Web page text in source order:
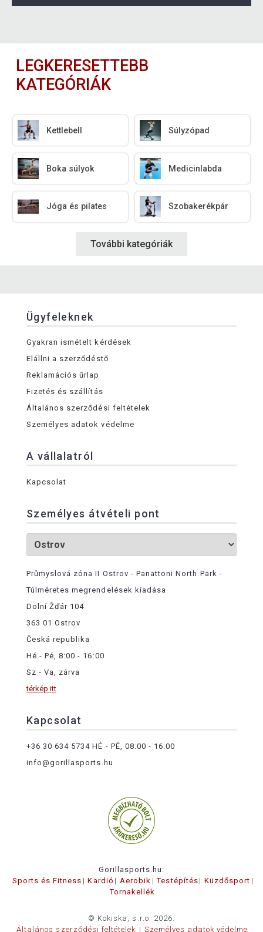
LEGKERESETTEBB
KATEGÓRIÁK
Kettlebell Súlyzópad
Boka súlyok Medicinlabda
Jóga és pilates Szobakerékpár
További kategóriák
Ügyfeleknek
Gyakran ismételt kérdések
Elállni a szerződéstő
Reklamációs űrlap
Fizetés és szállítás
Általános szerződési feltételek
Személyes adatok védelme
A vállalatról
Kapcsolat
Személyes átvételi pont
Průmyslová zóna II Ostrov - Panattoni North Park -
Túlméretes megrendelések kiadása
Dolní Žďár 104
363 01 Ostrov
Česká republika
Hé - Pé, 8:00 - 16:00
Sz - Va, zárva
térkép itt
Kapcsolat
+36 30 634 5734 HÉ - PÉ, 08:00 - 16:00
info@gorillasports.hu
Gorillasports.hu:
Sports és Fitness
Kardió Aerobik Testépítés
Küzdősport
Tornakellék
© Kokiska, s.r.o. 2026.
Általános szerződési feltételek
Személyes adatok védelme